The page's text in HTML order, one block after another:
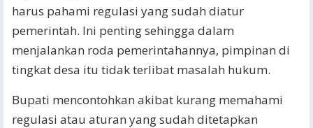
harus pahami regulasi yang sudah diatur
pemerintah. Ini penting sehingga dalam
menjalankan roda pemerintahannya, pimpinan di
tingkat desa itu tidak terlibat masalah hukum.
Bupati mencontohkan akibat kurang memahami
regulasi atau aturan yang sudah ditetapkan